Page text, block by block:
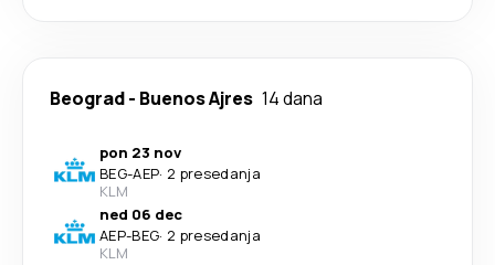
Beograd- Buenos Ajres 14 dana
pon 23 nov
BEG-AEP· 2 presedanja
KLM
ned 06 dec
AEP-BEG· 2 presedanja
KLM